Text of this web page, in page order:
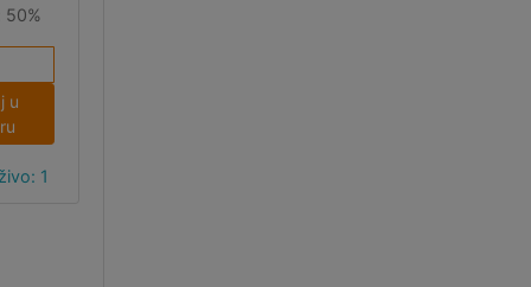
50%
u
1